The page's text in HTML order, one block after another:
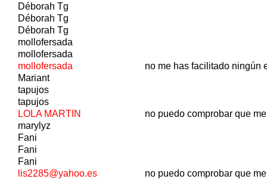
Déborah Tg
Déborah Tg
Déborah Tg
mollofersada
mollofersada
mollofersada
no me has facilitado ningún
Mariant
tapujos
tapujos
LOLA MARTIN
no puedo comprobar que
marylyz
Fani
Fani
Fani
lis2285@yahoo.es
no puedo comprobar que